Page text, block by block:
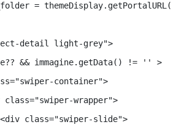
=
detail light-grey">
&& immagine.getData() != '' >
container">
class="swiper-wrapper">
class="swiper-slide">